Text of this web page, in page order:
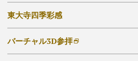
東大寺友の会
大仏奉賛会
東大寺四季彩感
バーチャル3D参拝